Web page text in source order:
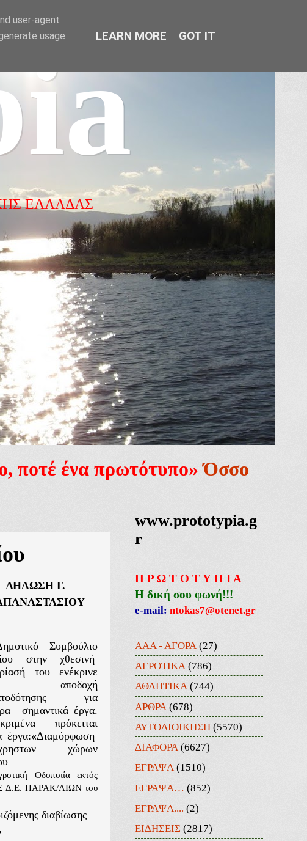
ΕΛΛΑΔΑΣ
ποτέ ένα πρωτότυπο» Όσσο
ΔΗΛΩΣΗ Γ.
Συμβούλιο
στην χθεσινή
του ενέκρινε
αποδοχή
για
σημαντικά έργα.
πρόκειται
έργα:«Διαμόρφωση
χώρων
Οδοποιία εκτός
Δ.Ε. ΠΑΡΑΚ/ΛΙΩΝ του
διαβίωσης
www.prototypia.g
r
Π Ρ Ω Τ Ο Τ Υ Π Ι Α
Η δική σου φωνή!!!
e-mail: ntokas7@otenet.gr
ΑΑΑ - ΑΓΟΡΑ (27)
ΑΓΡΟΤΙΚΑ (786)
ΑΘΛΗΤΙΚΑ (744)
ΑΡΘΡΑ (678)
ΑΥΤΟΔΙΟΙΚΗΣΗ (5570)
ΔΙΑΦΟΡΑ (6627)
ΕΓΡΑΨΑ (1510)
ΕΓΡΑΨΑ… (852)
ΕΓΡΑΨΑ.... (2)
ΕΙΔΗΣΕΙΣ (2817)
user-agent
usage
LEARN MORE GOT IT